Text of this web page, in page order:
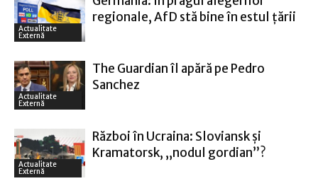
Actualitate
Externă
regionale, AfD stă bine în estul ţării
Actualitate
Externă
The Guardian îl apără pe Pedro
Sanchez
Actualitate
Externă
Război în Ucraina: Sloviansk şi
Kramatorsk, „nodul gordian”?